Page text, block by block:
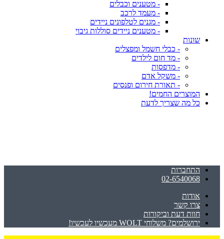
- מטענים וכבלים
- מעמד לרכב
- מגנים לטלפונים ניידים
- מטענים ניידים סוללות גיבוי
שונות
- כבלי חשמל ומפצלים
- מד חום לילדים
- מדפסות
- משקל אדם
- תאורת חירום ופנסים
המוצרים החמים!
כל מה שצריך לדעת
התחברות
02-6540068
אודות
צרו קשר
חוות דעת וביקורות
ירושלמים? משלוחי WOLT מעכשיו לעכשיו!